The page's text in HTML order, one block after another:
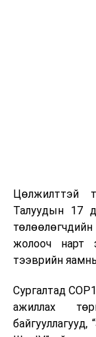
Цөлжилттэй
Талуудын 17
жолооч нарт
тээврийн
Сургалтад
ажиллах
байгууллагууд,